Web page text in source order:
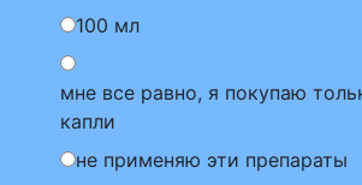
100 мл
мне все равно, я покупаю
капли
не применяю эти препараты